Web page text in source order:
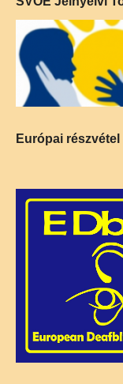
Európai